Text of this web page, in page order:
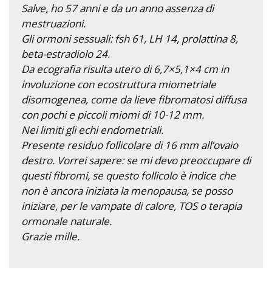
Salve, ho 57 anni e da un anno assenza di
mestruazioni.
Gli ormoni sessuali: fsh 61, LH 14, prolattina 8,
beta-estradiolo 24.
Da ecografia risulta utero di 6,7×5,1×4 cm in
involuzione con ecostruttura miometriale
disomogenea, come da lieve fibromatosi diffusa
con pochi e piccoli miomi di 10-12 mm.
Nei limiti gli echi endometriali.
Presente residuo follicolare di 16 mm all’ovaio
destro. Vorrei sapere: se mi devo preoccupare di
questi fibromi, se questo follicolo è indice che
non è ancora iniziata la menopausa, se posso
iniziare, per le vampate di calore, TOS o terapia
ormonale naturale.
Grazie mille.